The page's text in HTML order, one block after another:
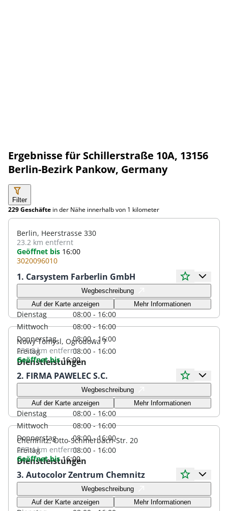
Ergebnisse für Schillerstraße 10A, 13156
Berlin-Bezirk Pankow, Germany
Filter
229 Geschäfte in der Nähe innerhalb von 1 kilometer
Berlin, Heerstrasse 330
23.2 km entfernt
Geöffnet bis 16:00
3020096010
1. Carsystem Farberlin GmbH
Montag
08:00 - 16:00
Dienstag
08:00 - 16:00
Mittwoch
08:00 - 16:00
Donnerstag
08:00 - 16:00
Freitag
08:00 - 16:00
Dienstleistungen
Wegbeschreibung
Auf der Karte anzeigen
Mehr Informationen
Nowy Tomysl, Ogrodowa 7
231.8 km entfernt
Geöffnet bis16:00
2. FIRMA PAWELEC S.C.
Montag
08:00 - 16:00
Dienstag
08:00 - 16:00
Mittwoch
08:00 - 16:00
Donnerstag
08:00 - 16:00
Freitag
08:00 - 16:00
Dienstleistungen
Wegbeschreibung
Auf der Karte anzeigen
Mehr Informationen
Chemnitz, Otto-Schmerbach-Str. 20
287.4 km entfernt
Geöffnet bis16:00
3. Autocolor Zentrum Chemnitz
Montag
08:00 - 16:00
Wegbeschreibung
Auf der Karte anzeigen
Mehr Informationen